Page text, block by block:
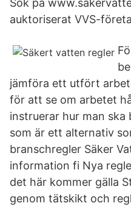
Sök på
auktoriserat VVS-
jämföra ett utfört
för att se om arbetet
instruerar hur man ska
som är ett alternativ
branschregler Säker
information fi Nya
det här kommer gälla
genom tätskikt och